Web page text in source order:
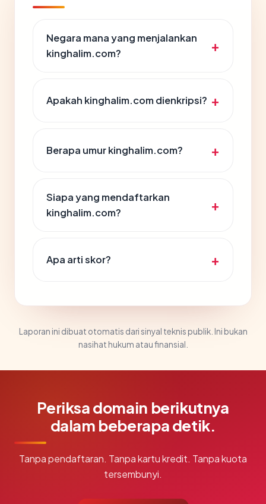
Negara mana yang menjalankan
kinghalim.com?
Apakah kinghalim.com dienkripsi?
Berapa umur kinghalim.com?
Siapa yang mendaftarkan
kinghalim.com?
Apa arti skor?
Laporan ini dibuat otomatis dari sinyal teknis publik. Ini bukan
nasihat hukum atau finansial.
Periksa domain berikutnya
dalam beberapa detik.
Tanpa pendaftaran. Tanpa kartu kredit. Tanpa kuota
tersembunyi.